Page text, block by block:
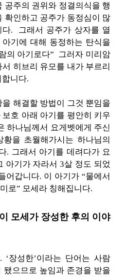
공주의 권위와 정결의식을 행
확인하고 공주가 동정심이 많
다. 그래서 공주가 상자를 열
기에 대해 동정하는 탄식을
의 아기로다” 그러자 미리암
히브리 유모를 내가 부르리
니다.
해결할 방법이 그것 뿐임을
호 아래 아기를 평안히 키우
하나님께서 요게벳에게 주신
을 초월해가시는 하나님의
. 그래서 아기를 데려다가 요
아기가 자라서 3살 정도 되었
어갑니다. 이 아기가 “물에서
로” 모세라 칭해집니다.
모세가 장성한 후의 이야
‘장성한’이라는 단어는 사람
됐으므로 높임과 존경을 받을